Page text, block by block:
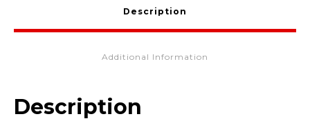
Description
Additional Information
Description